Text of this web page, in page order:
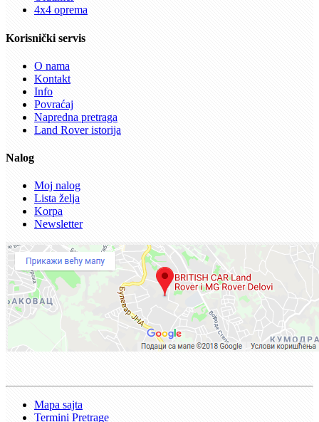
4x4 oprema
Korisnički servis
O nama
Kontakt
Info
Povraćaj
Napredna pretraga
Land Rover istorija
Nalog
Moj nalog
Lista želja
Korpa
Newsletter
Mapa sajta
Termini Pretrage